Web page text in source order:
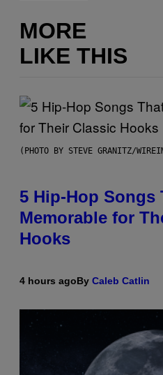
MORE
LIKE THIS
(PHOTO BY STEVE GRANITZ/
5 Hip-Hop Songs
Memorable for
Hooks
4 hours agoBy Caleb Catlin